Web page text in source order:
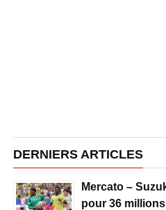
DERNIERS ARTICLES
Mercato –
pour 36 millions